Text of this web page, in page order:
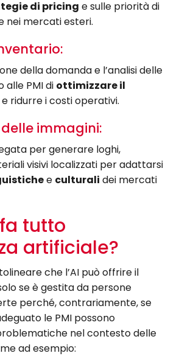
di pricing e sulle priorità di
nei mercati esteri.
della domanda e l’analisi delle
alle PMI di ottimizzare il
e ridurre i costi operativi.
immagini:
per generare loghi,
visivi localizzati per adattarsi
e culturali dei mercati
tutto
artificiale?
che l’AI può offrire il
se è gestita da persone
perché, contrariamente, se
le PMI possono
nel contesto delle
ad esempio: